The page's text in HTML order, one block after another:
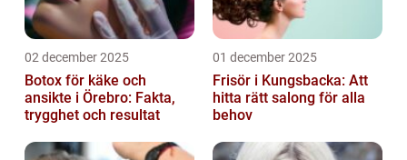
02 december 2025
Botox för käke och
ansikte i Örebro: Fakta,
trygghet och resultat
01 december 2025
Frisör i Kungsbacka: Att
hitta rätt salong för alla
behov